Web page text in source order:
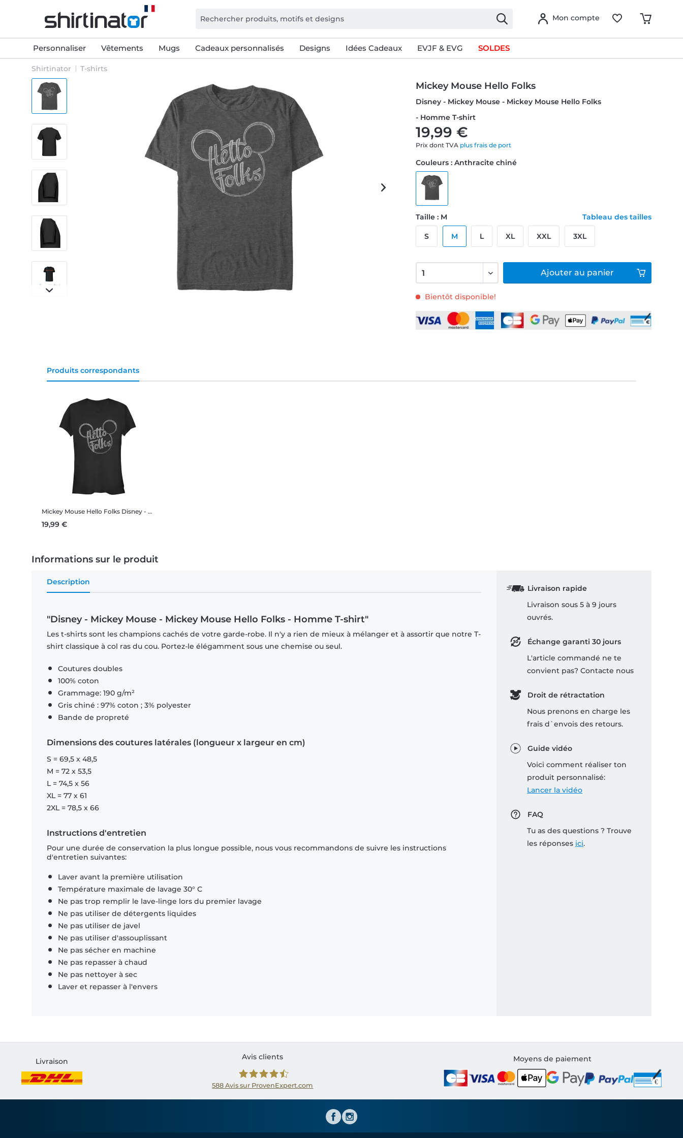
Mon compte
Personnaliser Vêtements Mugs Cadeaux personnalisés Designs Idées Cadeaux EVJF & EVG SOLDES
Shirtinator T-shirts
Mickey Mouse Hello Folks
Disney - Mickey Mouse - Mickey Mouse Hello Folks
- Homme T-shirt
19,99 €
Prix dont TVA plus frais de port
Bientôt disponible!
Couleurs : Anthracite chiné
Taille : M Tableau des tailles
S M L XL XXL 3XL
Ajouter au panier
Produits correspondants
Mickey Mouse Hello Folks Disney - Mickey Mouse - Mickey Mouse Hello Folks - Femme T-shirt
19,99 €
Informations sur le produit
Description
"Disney - Mickey Mouse - Mickey Mouse Hello Folks - Homme T-shirt"
Les t-shirts sont les champions cachés de votre garde-robe. Il n'y a rien de mieux à mélanger et à assortir que notre T-
shirt classique à col ras du cou. Portez-le élégamment sous une chemise ou seul.
Coutures doubles
100% coton
Grammage: 190 g/m²
Gris chiné : 97% coton ; 3% polyester
Bande de propreté
Dimensions des coutures latérales (longueur x largeur en cm)
S = 69,5 x 48,5
M = 72 x 53,5
L = 74,5 x 56
XL = 77 x 61
2XL = 78,5 x 66
Instructions d'entretien
Pour une durée de conservation la plus longue possible, nous vous recommandons de suivre les instructions
d'entretien suivantes:
Laver avant la première utilisation
Température maximale de lavage 30° C
Ne pas trop remplir le lave-linge lors du premier lavage
Ne pas utiliser de détergents liquides
Ne pas utiliser de javel
Ne pas utiliser d'assouplissant
Ne pas sécher en machine
Ne pas repasser à chaud
Ne pas nettoyer à sec
Laver et repasser à l'envers
Livraison rapide
Livraison sous 5 à 9 jours
ouvrés.
Échange garanti 30 jours
L'article commandé ne te
convient pas? Contacte nous
Droit de rétractation
Nous prenons en charge les
frais d`envois des retours.
Guide vidéo
Voici comment réaliser ton
produit personnalisé:
Lancer la vidéo
FAQ
Tu as des questions ? Trouve
les réponses ici.
Livraison
Avis clients
588Avis sur ProvenExpert.com
Moyens de paiement